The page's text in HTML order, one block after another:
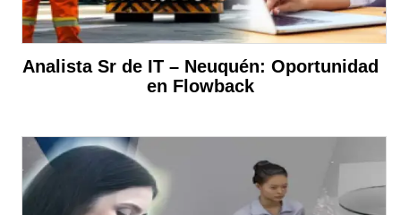
Analista Sr de IT – Neuquén: Oportunidad
en Flowback